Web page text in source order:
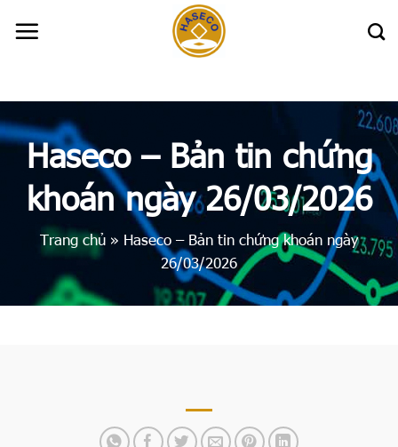
Haseco – Bản tin chứng
khoán ngày 26/03/2026
Trang chủ » Haseco – Bản tin chứng khoán ngày
26/03/2026